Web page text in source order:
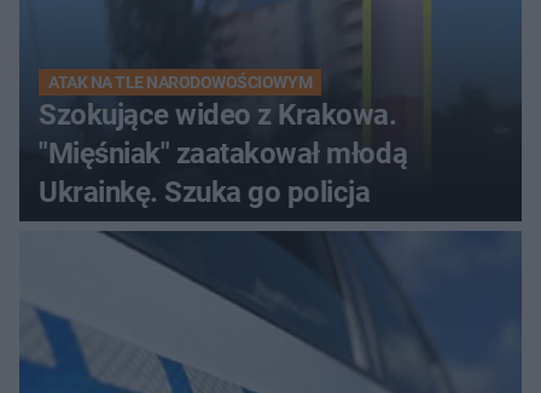
ATAK NA TLE NARODOWOŚCIOWYM
Szokujące wideo z Krakowa.
"Mięśniak" zaatakował młodą
Ukrainkę. Szuka go policja